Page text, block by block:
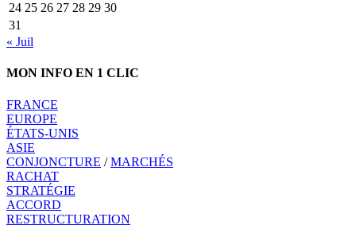
24 25 26 27 28 29 30
31
« Juil
MON INFO EN 1 CLIC
FRANCE
EUROPE
ÉTATS-UNIS
ASIE
CONJONCTURE /MARCHÉS
RACHAT
STRATÉGIE
ACCORD
RESTRUCTURATION